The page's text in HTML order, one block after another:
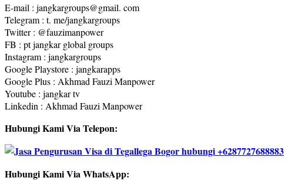
E-mail : jangkargroups@gmail. com
Telegram : t. me/jangkargroups
Twitter : @fauzimanpower
FB : pt jangkar global groups
Instagram : jangkargroups
Google Playstore : jangkarapps
Google Plus : Akhmad Fauzi Manpower
Youtube : jangkar tv
Linkedin : Akhmad Fauzi Manpower
Hubungi Kami Via Telepon:
Hubungi Kami Via WhatsApp: